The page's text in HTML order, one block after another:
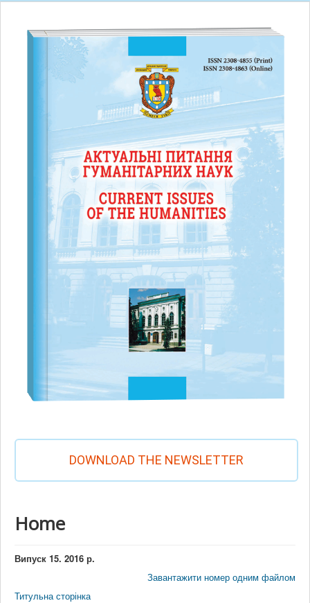
DOWNLOAD THE NEWSLETTER
Home
Випуск 15. 2016 р.
Завантажити номер одним файлом
Титульна сторінка